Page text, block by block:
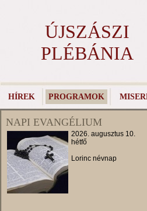
ÚJSZÁSZI
PLÉBÁNIA
HÍREK PROGRAMOK
NAPI EVANGÉLIUM
2026. augusztus 10.
hétfő
Lorinc névnap